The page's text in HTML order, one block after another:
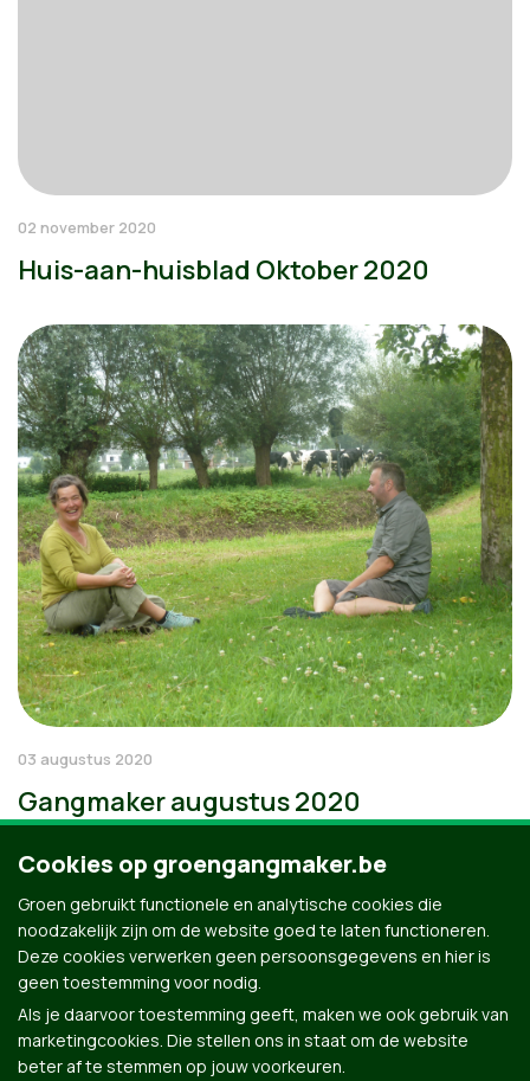
02 november 2020
Huis-aan-huisblad Oktober 2020
03 augustus 2020
Gangmaker augustus 2020
Cookies op groengangmaker.be
Groen gebruikt functionele en analytische cookies die
noodzakelijk zijn om de website goed te laten functioneren.
Deze cookies verwerken geen persoonsgegevens en hier is
geen toestemming voor nodig.
Als je daarvoor toestemming geeft, maken we ook gebruik van
marketingcookies. Die stellen ons in staat om de website
beter af te stemmen op jouw voorkeuren.